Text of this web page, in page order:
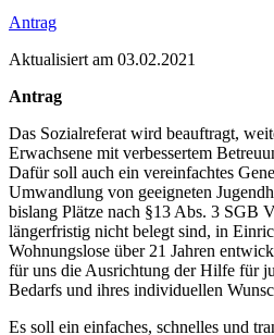
Antrag
Aktualisiert am 03.02.2021
Antrag
Das Sozialreferat wird beauftragt,
Erwachsene mit verbessertem
Dafür soll auch ein vereinfachtes
Umwandlung von geeigneten
bislang Plätze nach §13 Abs. 3 SGB
längerfristig nicht belegt sind, in
Wohnungslose über 21 Jahren
für uns die Ausrichtung der Hilfe für
Bedarfs und ihres individuellen
Es soll ein einfaches, schnelles und